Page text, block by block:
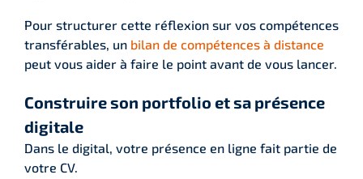
Pour structurer cette réflexion sur vos compétences
transférables, un bilan de compétences à distance
peut vous aider à faire le point avant de vous lancer.
Construire son portfolio et sa présence
digitale
Dans le digital, votre présence en ligne fait partie de
votre CV.